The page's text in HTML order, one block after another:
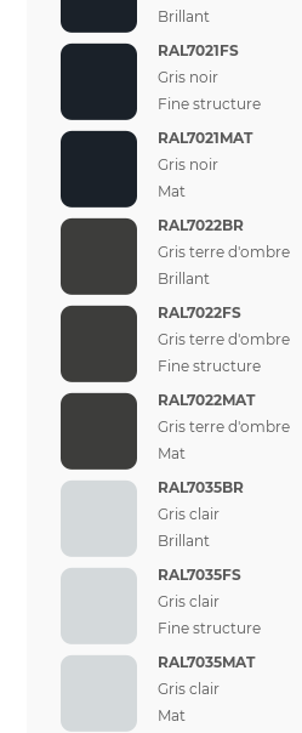
Brillant
RAL7021FS
Gris noir
Fine structure
RAL7021MAT
Gris noir
Mat
RAL7022BR
Gris terre d'ombre
Brillant
RAL7022FS
Gris terre d'ombre
Fine structure
RAL7022MAT
Gris terre d'ombre
Mat
RAL7035BR
Gris clair
Brillant
RAL7035FS
Gris clair
Fine structure
RAL7035MAT
Gris clair
Mat